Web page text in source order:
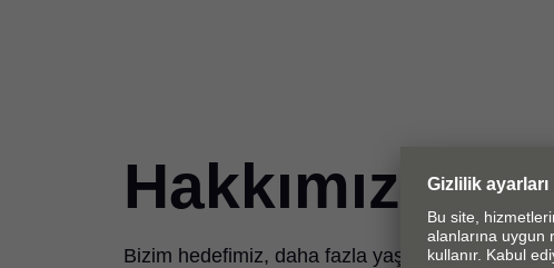
Hakkımızda
Bizim hedefimiz, daha fazla yaşam kalitesi için